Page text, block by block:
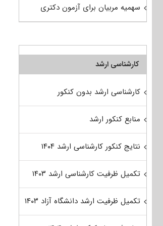
سهمیه مربیان برای آزمون دکتری
کارشناسی ارشد
کارشناسی ارشد بدون کنکور
منابع کنکور ارشد
نتایج کنکور کارشناسی ارشد ۱۴۰۴
تکمیل ظرفیت کارشناسی ارشد ۱۴۰۳
تکمیل ظرفیت ارشد دانشگاه آزاد ۱۴۰۳